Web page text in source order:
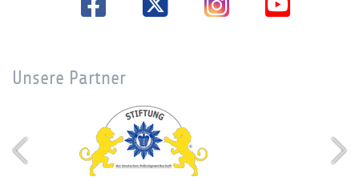
Unsere Partner